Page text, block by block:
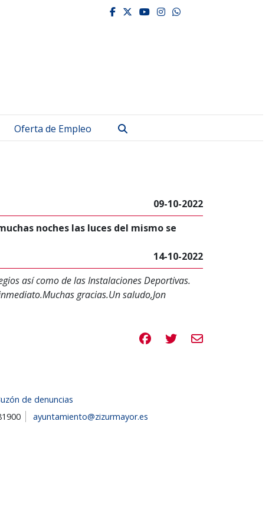
facebook
twitter
youtube
instagram
whatsapp
Oferta de Empleo
09-10-2022
noches las luces del mismo se
14-10-2022
así como de las Instalaciones Deportivas.
gracias.Un saludo,Jon
Compartir en Facebook
Compartir en
Compartir por
de denuncias
ayuntamiento@zizurmayor.es